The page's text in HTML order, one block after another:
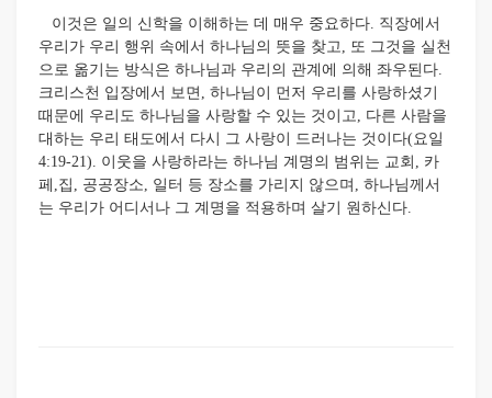
이것은 일의 신학을 이해하는 데 매우 중요하다. 직장에서
우리가 우리 행위 속에서 하나님의 뜻을 찾고, 또 그것을 실천
으로 옮기는 방식은 하나님과 우리의 관계에 의해 좌우된다.
크리스천 입장에서 보면, 하나님이 먼저 우리를 사랑하셨기
때문에 우리도 하나님을 사랑할 수 있는 것이고, 다른 사람을
대하는 우리 태도에서 다시 그 사랑이 드러나는 것이다(요일
4:19-21). 이웃을 사랑하라는 하나님 계명의 범위는 교회, 카
페,집, 공공장소, 일터 등 장소를 가리지 않으며, 하나님께서
는 우리가 어디서나 그 계명을 적용하며 살기 원하신다.